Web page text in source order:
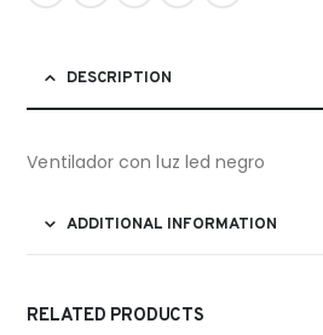
DESCRIPTION
Ventilador con luz led negro
ADDITIONAL INFORMATION
RELATED PRODUCTS